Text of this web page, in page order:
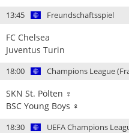
13:45 Freundschaftsspiel
FC Chelsea
Juventus Turin
18:00 Champions League
SKN St. Pölten ♀
BSC Young Boys ♀
18:30 UEFA Champions